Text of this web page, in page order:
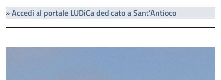
»Accedi al portale LUDiCa dedicato a Sant’Antioco